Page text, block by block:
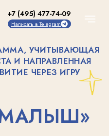
+7 (495) 477-74-09
Написать в Telegram
дни
ИГРУ